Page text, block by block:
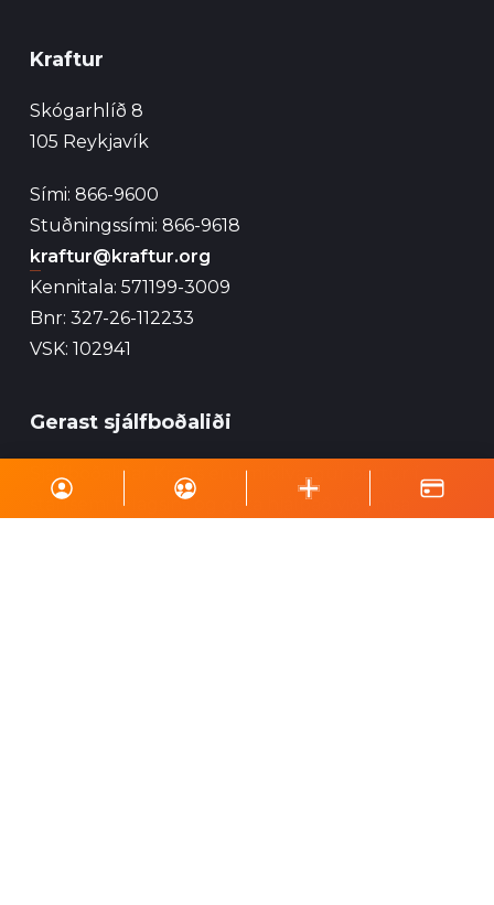
Kraftur
Skógarhlíð 8
105 Reykjavík
Sími: 866-9600
Stuðningssími: 866-9618
kraftur@kraftur.org
Kennitala: 571199-3009
Bnr: 327-26-112233
VSK: 102941
Gerast sjálfboðaliði
Sjálfboðaliðar Krafts eru mikilvægur þáttur í
starfsemi félagsins og geta hjálpað við ýmsa